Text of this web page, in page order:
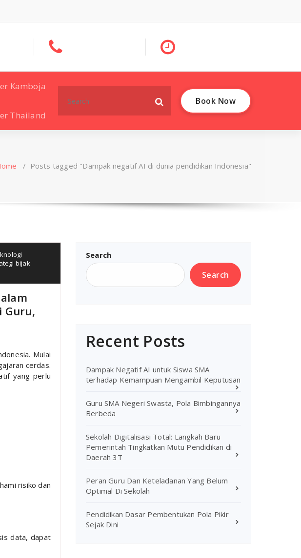
Kamboja
Thailand
for:
Book Now
/ Posts tagged "Dampak negatif AI di dunia pendidikan Indonesia"
bijak
Guru,
Mulai
cerdas.
yang perlu
risiko dan
data, dapat
Search
Search
Recent Posts
Dampak Negatif AI untuk Siswa SMA
terhadap Kemampuan Mengambil Keputusan
Guru SMA Negeri Swasta, Pola Bimbingannya
Berbeda
Sekolah Digitalisasi Total: Langkah Baru
Pemerintah Tingkatkan Mutu Pendidikan di
Daerah 3T
Peran Guru Dan Keteladanan Yang Belum
Optimal Di Sekolah
Pendidikan Dasar Pembentukan Pola Pikir
Sejak Dini